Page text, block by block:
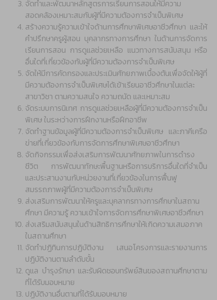
จัดทำและพัฒนาหลักสูตรการเรียนการสอนให้มีความ
สอดคล้องเหมาะสมกับผู้ที่มีความต้องการจำเป็นพิเศษ
สร้างความรู้ความเข้าใจด้านการศึกษาพิเศษอาชีวศึกษา และให้
คำปรึกษาครูผู้สอน บุคลากรทางการศึกษา ในด้านการจัดการ
เรียนการสอน การดูแลช่วยเหลือ แนวทางการสนับสนุน หรือ
อื่นใดที่เกี่ยวข้องกับผู้ที่มีความต้องการจำเป็นพิเศษ
จัดให้มีการคัดกรองและประเมินศักยภาพเบื้องต้นเพื่อจัดให้ผู้ที่
มีความต้องการจำเป็นพิเศษได้เข้าเรียนอาชีวศึกษาในแต่ละ
สาขาวิชา ตามความสนใจ ความถนัด และเหมาะสม
จัดระบบการนิเทศ การดูแลช่วยเหลือผู้ที่มีความต้องการจำเป็น
พิเศษ ในระหว่างการฝึกงานหรือฝึกอาชีพ
จัดทำฐานข้อมูลผู้ที่มีความต้องการจำเป็นพิเศษ และภาคีเครือ
ข่ายที่เกี่ยวข้องกับการจัดการศึกษาพิเศษอาชีวศึกษา
จัดกิจกรรมเพื่อส่งเสริมการพัฒนาศักยภาพในการดำรง
ชีวิต การพัฒนาทักษะพื้นฐานหรือการบริการอื่นใดที่จำเป็น
และประสานงานกับหน่วยงานที่เกี่ยวข้องในการฟื้นฟู
สมรรถภาพผู้ที่มีความต้องการจำเป็นพิเศษ
ส่งเสริมการพัฒนาให้ครูและบุคลากรทางการศึกษาในสถาน
ศึกษา มีความรู้ ความเข้าใจการจัดการศึกษาพิเศษอาชีวศึกษา
ส่งเสริมสนับสนุนในด้านสิทธิการศึกษาให้เกิดความเสมอภาค
ในสถานศึกษา
จัดทำปฏิทินการปฏิบัติงาน เสนอโครงการและรายงานการ
ปฏิบัติงานตามลำดับขั้น
ดูแล บำรุงรักษา และรับผิดชอบทรัพย์สินของสถานศึกษาตาม
ที่ได้รับมอบหมาย
ปฏิบัติงานอื่นตามที่ได้รับมอบหมาย